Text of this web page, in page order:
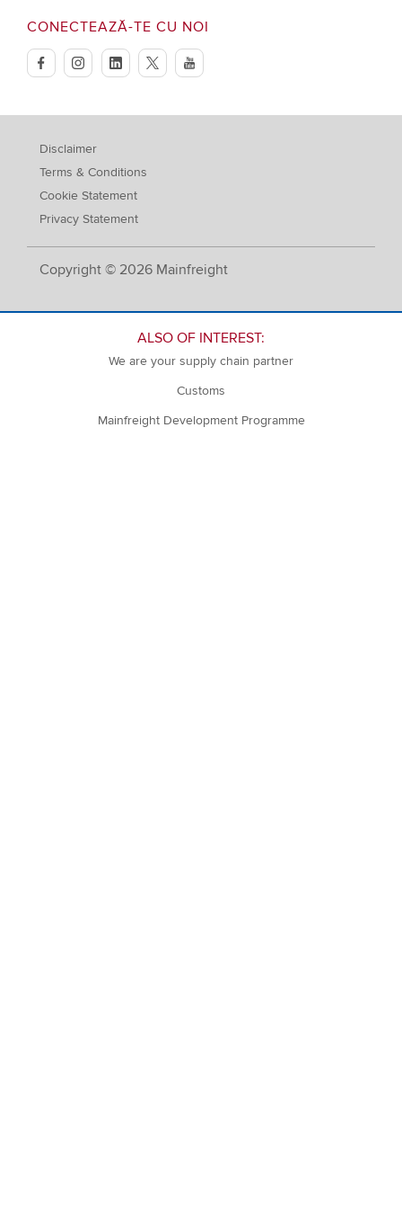
CONECTEAZĂ-TE CU NOI
facebookinstagramlinkedintwitteryoutube
Copyright © 2026 Mainfreight
Disclaimer
Terms & Conditions
Cookie Statement
Privacy Statement
ALSO OF INTEREST:
We are your supply chain partner
Customs
Mainfreight Development Programme